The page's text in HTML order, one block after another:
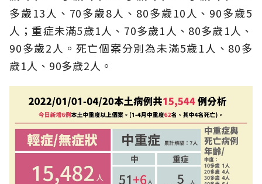
多歲13人、70多歲8人、80多歲10人、90多歲5
人；重症未滿5歲1人、70多歲1人、80多歲1人、
90多歲2人。死亡個案分別為未滿5歲1人、80多
歲1人、90多歲2人。